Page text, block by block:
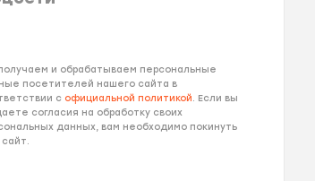
и обрабатываем персональные
посетителей нашего сайта в
с официальной политикой. Если вы
согласия на обработку своих
данных, вам необходимо покинуть